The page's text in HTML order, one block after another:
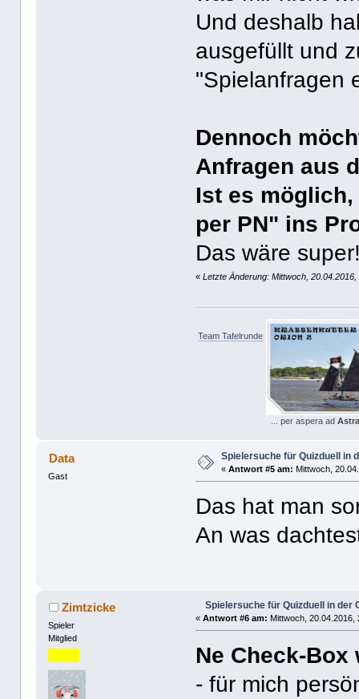
Und deshalb
ausgefüllt und
"Spielanfragen
Dennoch
Anfragen aus
Ist es
per PN" ins
Das wäre
«Letzte Änderung: Mittwoch,
Team Tafelrunde
... per aspera ad
Data
Gast
Spielersuche für Quizduell in
«Antwort #5 am: Mittwoch,
Das hat man
An was
Zimtzicke
Spieler
Mitglied
Spielersuche für Quizduell in der
«Antwort #6 am: Mittwoch, 20.04.2016,
Ne Check-
- für mich